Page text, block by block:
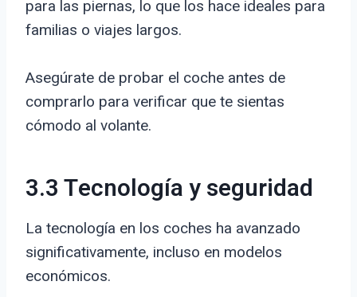
para las piernas, lo que los hace ideales para
familias o viajes largos.
Asegúrate de probar el coche antes de
comprarlo para verificar que te sientas
cómodo al volante.
3.3 Tecnología y seguridad
La tecnología en los coches ha avanzado
significativamente, incluso en modelos
económicos.